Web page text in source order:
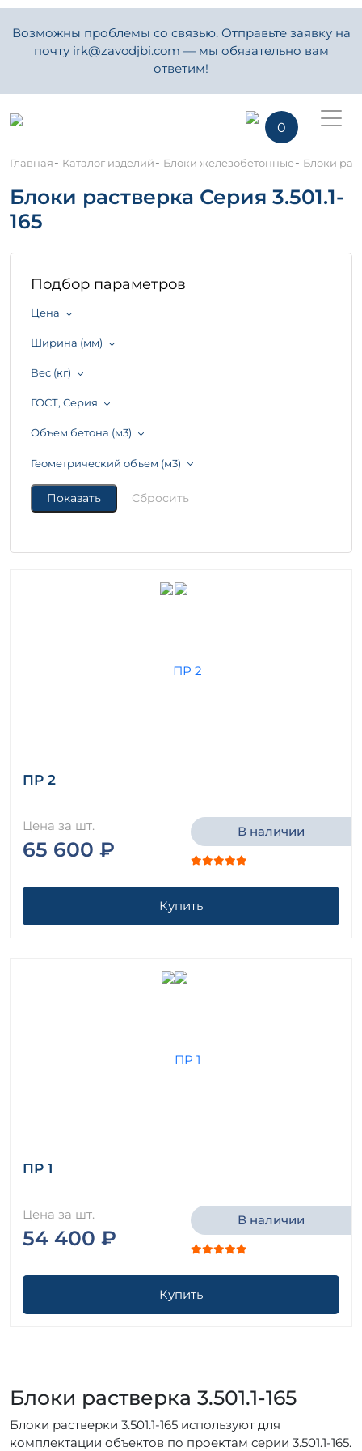
Возможны проблемы со связью. Отправьте заявку на
почту irk@zavodjbi.com — мы обязательно вам
ответим!
0
Главная- Каталог изделий- Блоки железобетонные- Блоки
Блоки растверка Серия 3.501.1-
165
Подбор параметров
Цена
Ширина (мм)
Вес (кг)
ГОСТ, Серия
Объем бетона (м3)
Геометрический объем (м3)
ПР 2
Цена за шт.
65 600 ₽
В наличии
Купить
ПР 1
Цена за шт.
54 400 ₽
В наличии
Купить
Блоки растверка 3.501.1-165
Блоки растверки 3.501.1-165 используют для
комплектации объектов по проектам серии 3.501.1-165.